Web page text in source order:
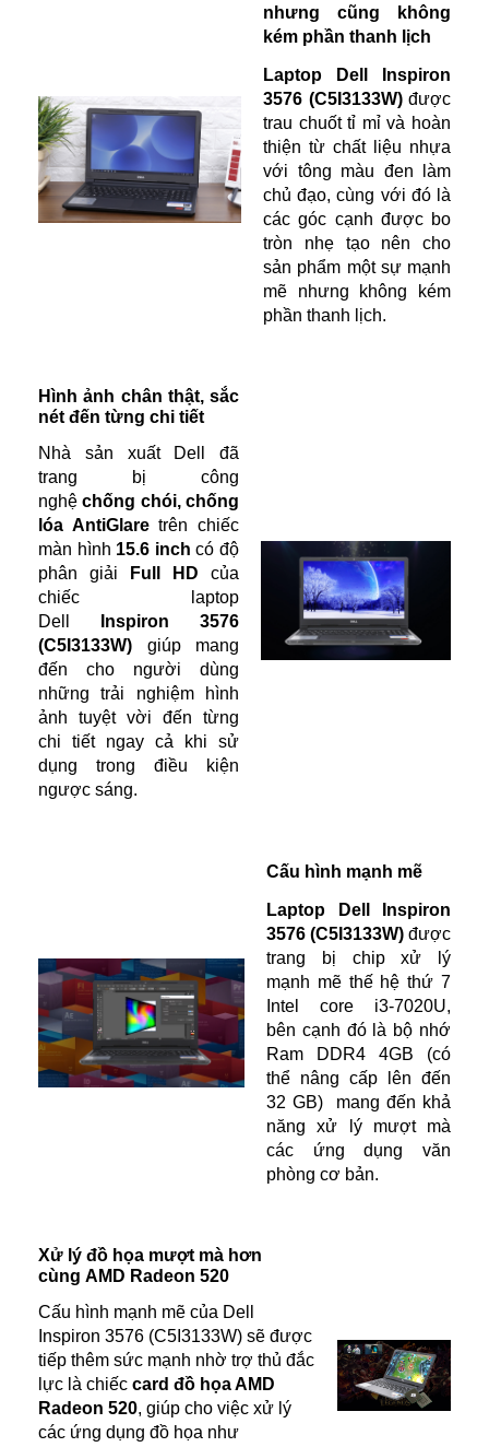
nhưng cũng không
kém phần thanh lịch
Laptop Dell Inspiron
3576 (C5I3133W)được
trau chuốt tỉ mỉ và hoàn
thiện từ chất liệu nhựa
với tông màu đen làm
chủ đạo, cùng với đó là
các góc cạnh được bo
tròn nhẹ tạo nên cho
sản phẩm một sự mạnh
mẽ nhưng không kém
phần thanh lịch.
Hình ảnh chân thật, sắc
nét đến từng chi tiết
Nhà sản xuất Dell đã
trang bị công
nghệchống chói, chống
lóa AntiGlaretrên chiếc
màn hình 15.6 inch có độ
phân giải
Full HD của
chiếc laptop
Dell
Inspiron 3576
(C5I3133W) giúp mang
đến cho người dùng
những trải nghiệm hình
ảnh tuyệt vời đến từng
chi tiết ngay cả khi sử
dụng trong điều kiện
ngược sáng.
Cấu hình mạnh mẽ
Laptop Dell Inspiron
3576 (C5I3133W) được
trang bị chip xử lý
mạnh mẽ thế hệ thứ 7
Intel core i3-7020U,
bên cạnh đó là bộ nhớ
Ram DDR4 4GB (có
thể nâng cấp lên đến
32 GB) mang đến khả
năng xử lý mượt mà
các ứng dụng văn
phòng cơ bản.
Xử lý đồ họa mượt mà hơn
cùng AMD Radeon 520
Cấu hình mạnh mẽ của Dell
Inspiron 3576 (C5I3133W) sẽ được
tiếp thêm sức mạnh nhờ trợ thủ đắc
lực là chiếc card đồ họa AMD
Radeon 520, giúp cho việc xử lý
các ứng dụng đồ họa như